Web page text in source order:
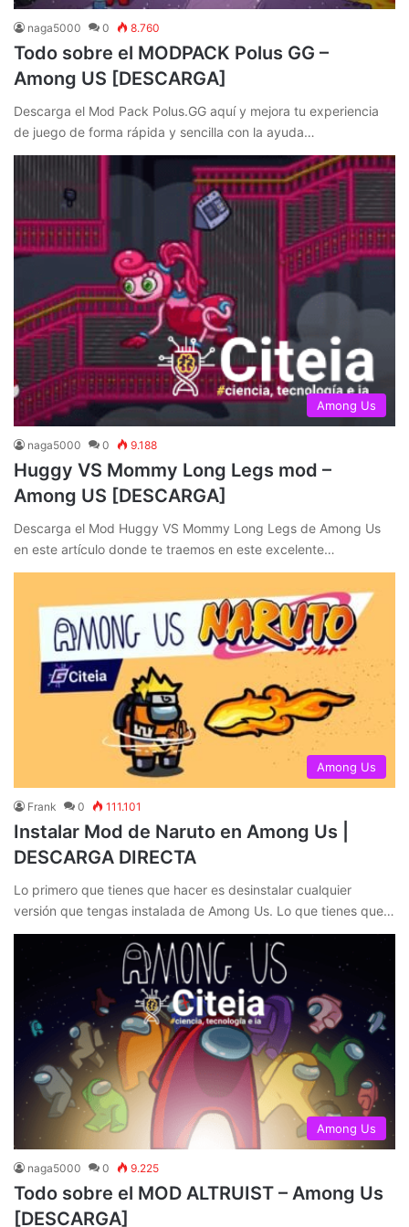
naga5000 0 8.760
Todo sobre el MODPACK Polus GG –
Among US [DESCARGA]
Descarga el Mod Pack Polus.GG aquí y mejora tu experiencia
de juego de forma rápida y sencilla con la ayuda…
Among Us
naga5000 0 9.188
Huggy VS Mommy Long Legs mod –
Among US [DESCARGA]
Descarga el Mod Huggy VS Mommy Long Legs de Among Us
en este artículo donde te traemos en este excelente…
Among Us
Frank 0 111.101
Instalar Mod de Naruto en Among Us |
DESCARGA DIRECTA
Lo primero que tienes que hacer es desinstalar cualquier
versión que tengas instalada de Among Us. Lo que tienes que…
Among Us
naga5000 0 9.225
Todo sobre el MOD ALTRUIST – Among Us
[DESCARGA]